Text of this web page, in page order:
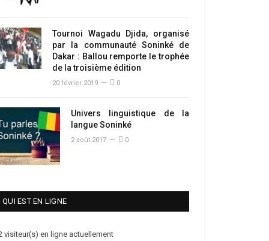
Tournoi Wagadu Djida, organisé
par la communauté Soninké de
Dakar : Ballou remporte le trophée
de la troisième édition
20 février 2019 0
Univers linguistique de la
langue Soninké
2 août 2017 0
QUI EST EN LIGNE
visiteur(s) en ligne actuellement